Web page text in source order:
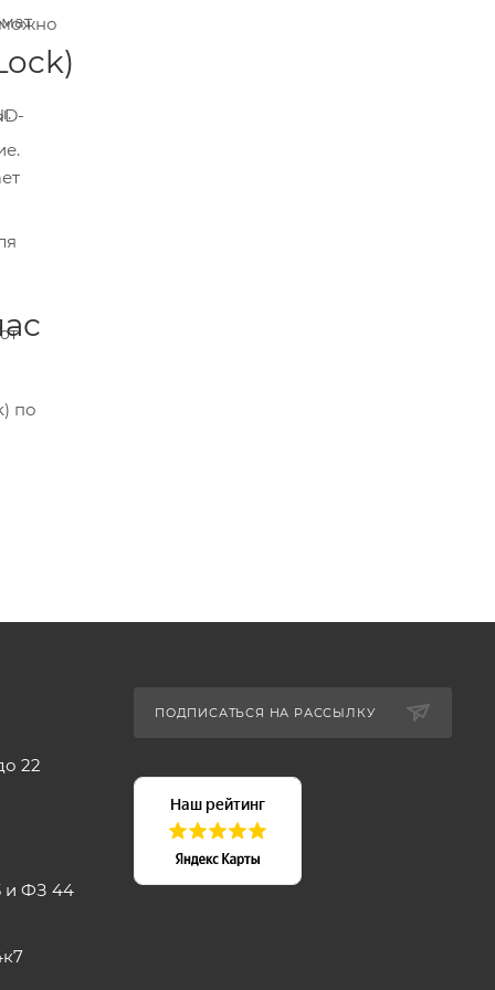
22
и ФЗ 44
ПОДПИСАТЬСЯ НА РАССЫЛКУ